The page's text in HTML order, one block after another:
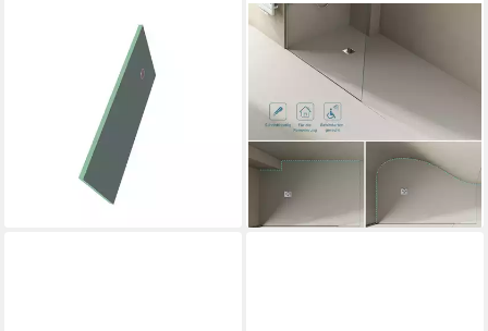
Duschwanne 160x80x4cm
befliesbar Duschboard XPS
Bauplatte Duschelement
Duschtasse, XPS, Set
UVP 128,99 €
lieferbar - in 6-8 Werktagen bei dir
DOPORRO
Duschwanne Duschelement
Befliesbar mit Gefälle
Duschboard Zuschneidbar
XPS NEU
127,14 €
lieferbar - in 2-3 Werktagen bei dir